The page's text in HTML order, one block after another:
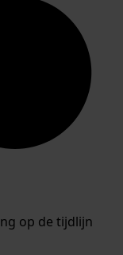
op de tijdlijn